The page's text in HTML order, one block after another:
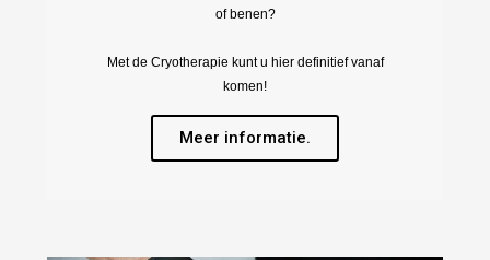
of benen?
Met de Cryotherapie kunt u hier definitief vanaf
komen!
Meer informatie.